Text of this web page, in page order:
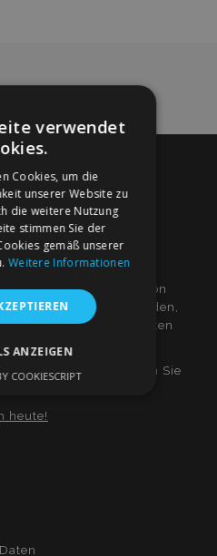
und ein Großhändler von
bzw. Radzierblenden,
Sitzbezüge, Fuβmatten
Oder möchten Sie
heute!
verwendet
Cookies, um die
unserer Website zu
die weitere Nutzung
stimmen Sie der
gemäß unserer
Weitere Informationen
ANZEIGEN
COOKIESCRIPT